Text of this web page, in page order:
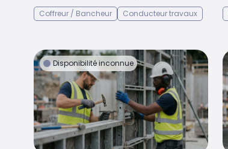
Coffreur / Bancheur
Conducteur travaux
Disponibilité inconnue